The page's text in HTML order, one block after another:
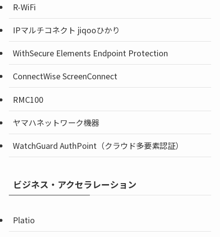
R-WiFi
IPマルチコネクト jiqooひかり
WithSecure Elements Endpoint Protection
ConnectWise ScreenConnect
RMC100
ヤマハネットワーク機器
WatchGuard AuthPoint（クラウド多要素認証）
ビジネス・アクセラレーション
Platio